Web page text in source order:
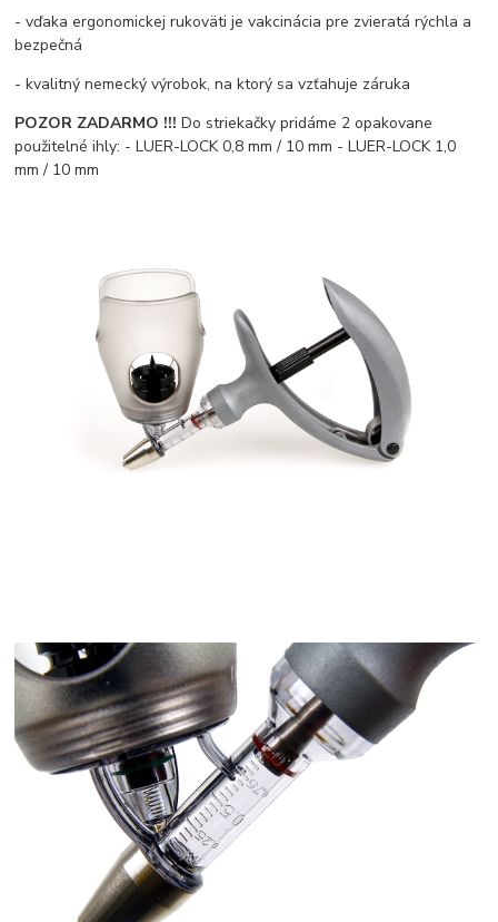
- vďaka ergonomickej rukoväti je vakcinácia pre zvieratá rýchla a
bezpečná
- kvalitný nemecký výrobok, na ktorý sa vzťahuje záruka
POZOR ZADARMO !!!Do striekačky pridáme 2 opakovane
použitelné ihly: - LUER-LOCK 0,8 mm / 10 mm - LUER-LOCK 1,0
mm / 10 mm